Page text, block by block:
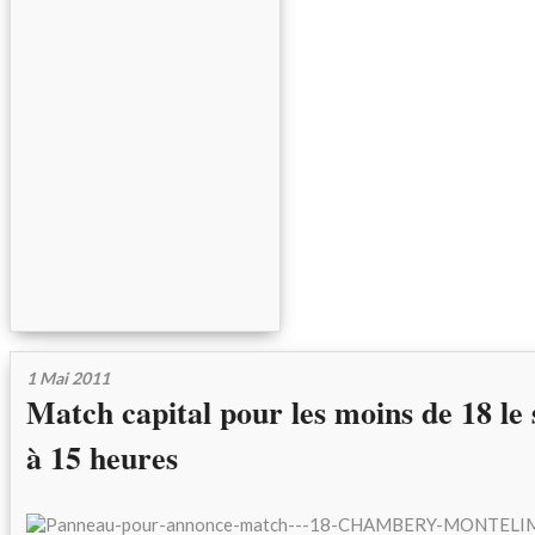
1 Mai 2011
Match capital pour les moins de 18 le
à 15 heures